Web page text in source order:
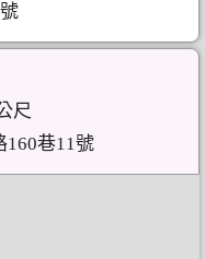
尺
160巷11號